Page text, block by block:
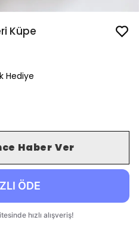
Küpe
Hediye
Haber Ver